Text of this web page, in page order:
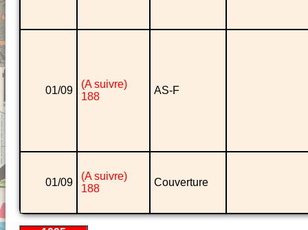
01/09
(A suivre)
188
AS-F
01/09
(A suivre)
188
Couverture